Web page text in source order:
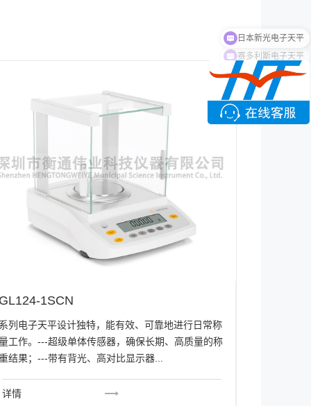
GL124-1SCN
系列电子天平设计独特，能有效、可靠地进行日常称
工作。---超级单体传感器，确保长期、高质量的称
结果；---带有背光、高对比显示器...
详情